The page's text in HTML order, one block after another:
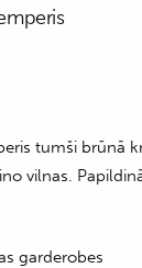
tumši brūnā
vilnas.
garderobes